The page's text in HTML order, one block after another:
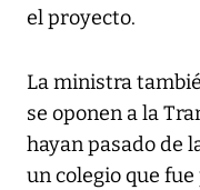
el proyecto.
La ministra
se oponen a la
hayan pasado de
un colegio que